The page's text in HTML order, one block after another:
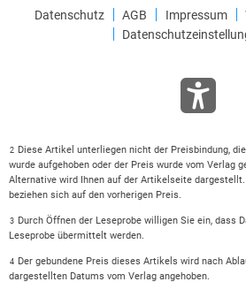
Datenschutz AGB Impressum
2 Diese Artikel unterliegen nicht der Preisbindung,
wurde aufgehoben oder der Preis wurde vom Verlag
Alternative wird Ihnen auf der Artikelseite dargestellt.
beziehen sich auf den vorherigen Preis.
3 Durch Öffnen der Leseprobe willigen Sie ein, dass
Leseprobe übermittelt werden.
4 Der gebundene Preis dieses Artikels wird nach
dargestellten Datums vom Verlag angehoben.